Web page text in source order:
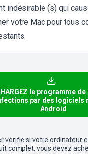
indésirable (s) qui
votre Mac pour tous
le programme
par des logiciels
Android
vérifie si votre ordinateur
complet, vous devez